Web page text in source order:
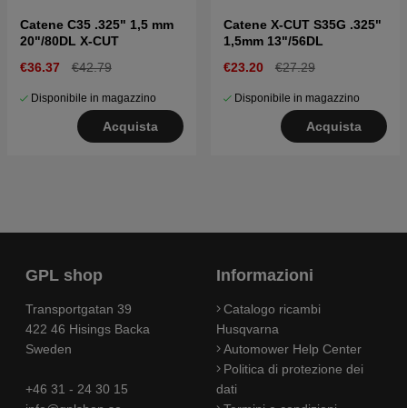
Catene C35 .325" 1,5 mm
20"/80DL X-CUT
€36.37
€42.79
Disponibile in magazzino
Acquista
Catene X-CUT S35G .325"
1,5mm 13"/56DL
€23.20
€27.29
Disponibile in magazzino
Acquista
GPL shop
Transportgatan 39
422 46 Hisings Backa
Sweden
+46 31 - 24 30 15
Informazioni
Catalogo ricambi
Husqvarna
Automower Help Center
Politica di protezione dei
dati